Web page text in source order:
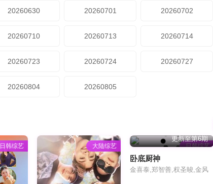
20260630 20260701 20260702
20260710 20260713 20260714
20260723 20260724 20260727
20260804 20260805
日韩综艺 大陆综艺 日韩综艺
更新至第6期
卧底厨神
金喜泰,郑智善,权圣晙,金风